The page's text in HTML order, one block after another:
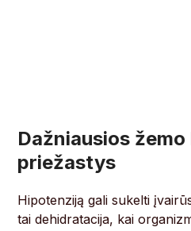
Dažniausios
priežastys
Hipotenziją gali sukelti
tai dehidratacija, kai